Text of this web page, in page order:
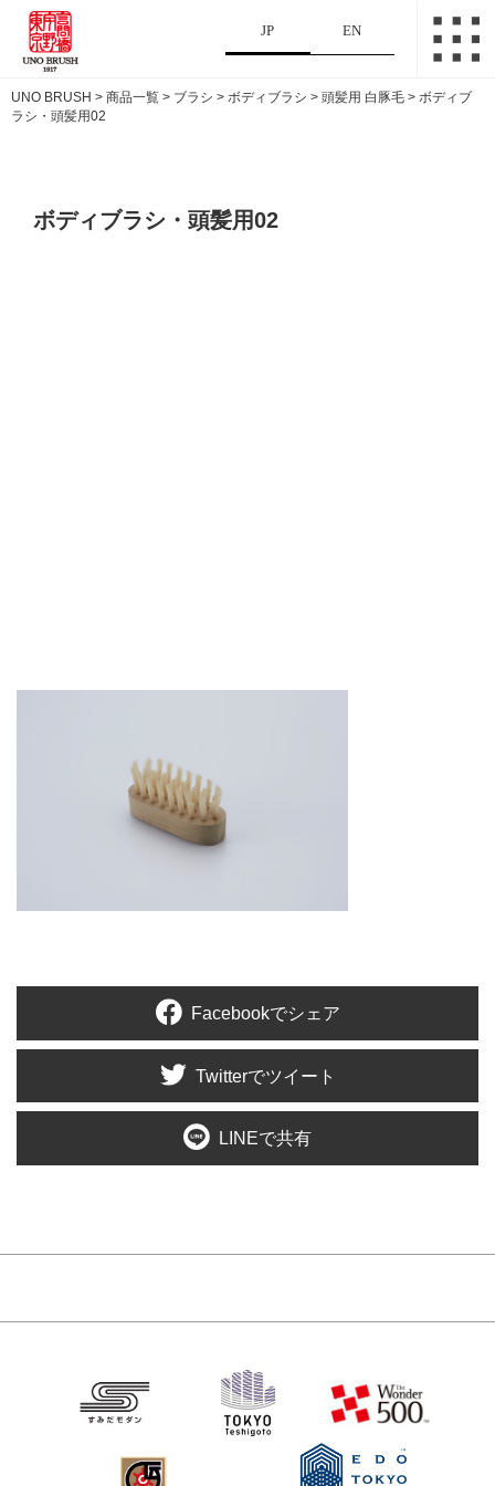
JP EN
UNO BRUSH > 商品一覧 > ブラシ > ボディブラシ > 頭髪用 白豚毛 > ボディブ
ラシ・頭髪用02
ボディブラシ・頭髪用02
Facebookでシェア
Twitterでツイート
LINEで共有